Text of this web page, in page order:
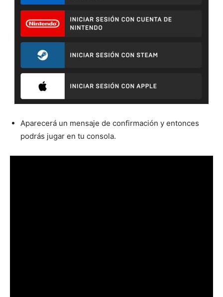
Aparecerá un mensaje de confirmación y entonces
podrás jugar en tu consola.